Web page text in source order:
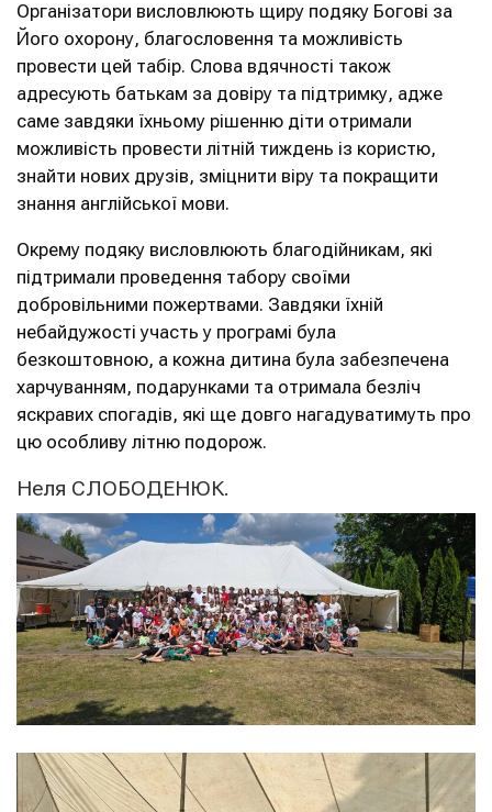
Організатори висловлюють щиру подяку Богові за
Його охорону, благословення та можливість
провести цей табір. Слова вдячності також
адресують батькам за довіру та підтримку, адже
саме завдяки їхньому рішенню діти отримали
можливість провести літній тиждень із користю,
знайти нових друзів, зміцнити віру та покращити
знання англійської мови.
Окрему подяку висловлюють благодійникам, які
підтримали проведення табору своїми
добровільними пожертвами. Завдяки їхній
небайдужості участь у програмі була
безкоштовною, а кожна дитина була забезпечена
харчуванням, подарунками та отримала безліч
яскравих спогадів, які ще довго нагадуватимуть про
цю особливу літню подорож.
Неля СЛОБОДЕНЮК.